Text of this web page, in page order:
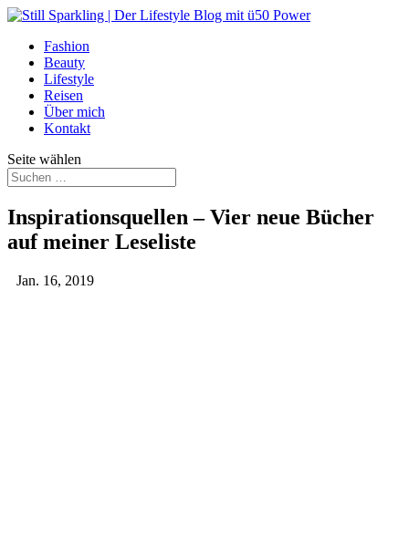
Fashion
Beauty
Lifestyle
Reisen
Über mich
Kontakt
Seite wählen
Inspirationsquellen – Vier neue Bücher
auf meiner Leseliste
Jan. 16, 2019